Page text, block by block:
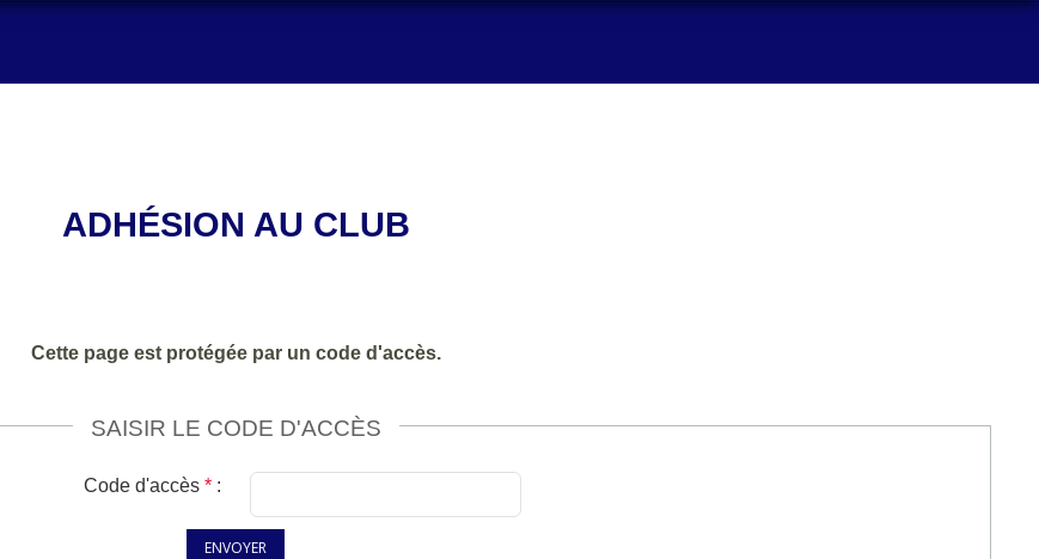
ADHÉSION AU CLUB
Cette page est protégée par un code d'accès.
SAISIR LE CODE D'ACCÈS
Code d'accès * :
ENVOYER